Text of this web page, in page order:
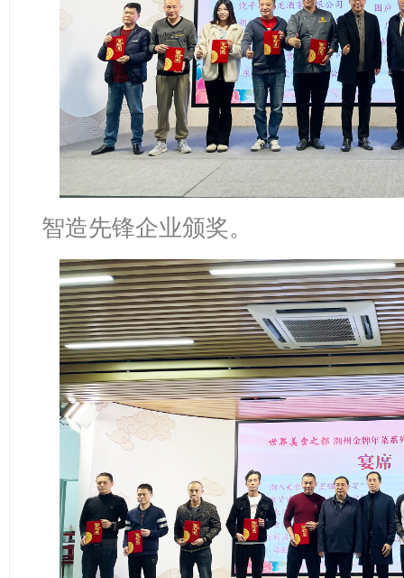
智造先锋企业颁奖。